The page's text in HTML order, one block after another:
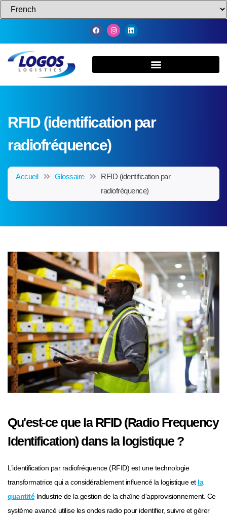
RFID (identification par
radiofréquence)
Accueil Glossaire
RFID (identification par
radiofréquence)
Qu'est-ce que la RFID (Radio Frequency
Identification) dans la logistique ?
L’identification par radiofréquence (RFID) est une technologie
transformatrice qui a considérablement influencé la logistique et la
quantitéIndustrie de la gestion de la chaîne d'approvisionnement. Ce
système avancé utilise les ondes radio pour identifier, suivre et gérer